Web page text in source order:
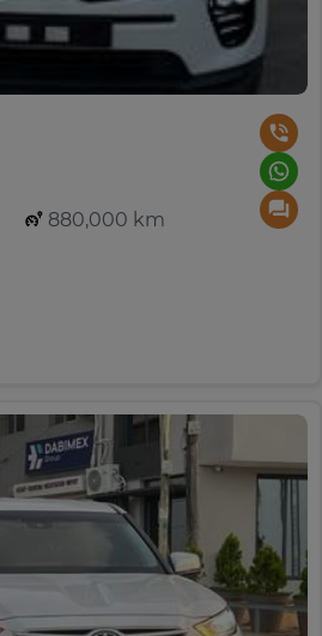
880,000 km